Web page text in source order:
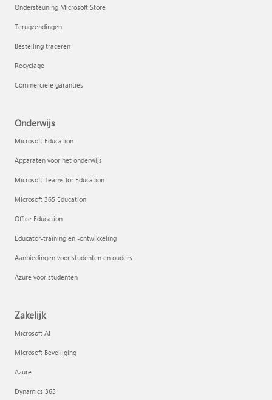
Ondersteuning Microsoft Store
Terugzendingen
Bestelling traceren
Recyclage
Commerciële garanties
Onderwijs
Microsoft Education
Apparaten voor het onderwijs
Microsoft Teams for Education
Microsoft 365 Education
Office Education
Educator-training en -ontwikkeling
Aanbiedingen voor studenten en ouders
Azure voor studenten
Zakelijk
Microsoft AI
Microsoft Beveiliging
Azure
Dynamics 365